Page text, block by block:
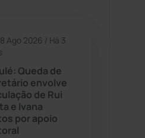
(1504)
Ago 2026 / Há 3
Queda de
envolve
de Rui
e Ivana
por apoio